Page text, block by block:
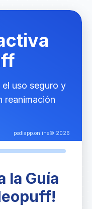
uso seguro y
reanimación
pediapp.online© 2026
la Guía